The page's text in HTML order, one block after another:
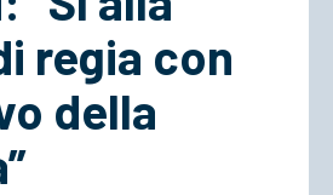
regia con
della